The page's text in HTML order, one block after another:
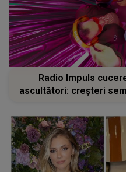
Radio Impuls
ascultători: creșteri